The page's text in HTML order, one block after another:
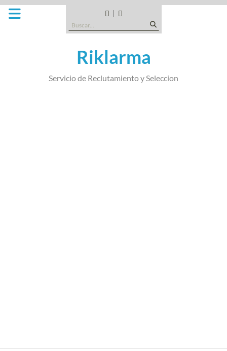
Saltar
CANDIDATOS
TIPO
EMPRESA
SOMOS
Buscar:
Riklarma
Servicio de Reclutamiento y Seleccion